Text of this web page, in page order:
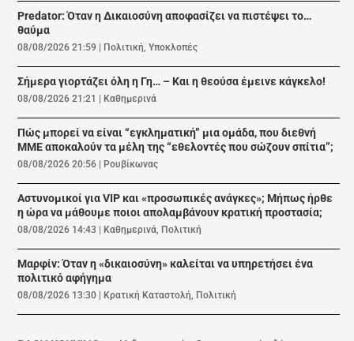
Predator: Όταν η Δικαιοσύνη αποφασίζει να πιστέψει το…
θαύμα
08/08/2026 21:59 | Πολιτική,Υποκλοπές
Σήμερα γιορτάζει όλη η Γη… – Και η θεούσα έμεινε κάγκελο!
08/08/2026 21:21 | Καθημερινά
Πώς μπορεί να είναι “εγκληματική” μια ομάδα, που διεθνή
ΜΜΕ αποκαλούν τα μέλη της “εθελοντές που σώζουν σπίτια”;
08/08/2026 20:56 | Ρουβίκωνας
Αστυνομικοί για VIP και «προσωπικές ανάγκες»; Μήπως ήρθε
η ώρα να μάθουμε ποιοι απολαμβάνουν κρατική προστασία;
08/08/2026 14:43 | Καθημερινά, Πολιτική
Μαρφίν: Όταν η «δικαιοσύνη» καλείται να υπηρετήσει ένα
πολιτικό αφήγημα
08/08/2026 13:30 | Κρατική Καταστολή, Πολιτική